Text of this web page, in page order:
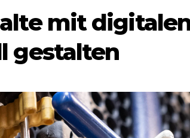
mit
gestalten